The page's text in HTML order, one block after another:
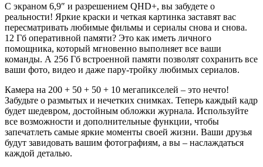
С экраном 6,9″ и разрешением QHD+, вы забудете о
реальности! Яркие краски и четкая картинка заставят вас
пересматривать любимые фильмы и сериалы снова и снова.
12 Гб оперативной памяти? Это как иметь личного
помощника, который мгновенно выполняет все ваши
команды. А 256 Гб встроенной памяти позволят сохранить все
ваши фото, видео и даже пару-тройку любимых сериалов.
Камера на 200 + 50 + 50 + 10 мегапикселей – это нечто!
Забудьте о размытых и нечетких снимках. Теперь каждый кадр
будет шедевром, достойным обложки журнала. Используйте
все возможности и дополнительные функции, чтобы
запечатлеть самые яркие моменты своей жизни. Ваши друзья
будут завидовать вашим фотографиям, а вы – наслаждаться
каждой деталью.